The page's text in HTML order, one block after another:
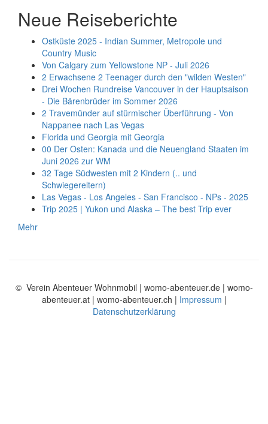
Neue Reiseberichte
Ostküste 2025 - Indian Summer, Metropole und
Country Music
Von Calgary zum Yellowstone NP - Juli 2026
2 Erwachsene 2 Teenager durch den "wilden Westen"
Drei Wochen Rundreise Vancouver in der Hauptsaison
- Die Bärenbrüder im Sommer 2026
2 Travemünder auf stürmischer Überführung - Von
Nappanee nach Las Vegas
Florida und Georgia mit Georgia
00 Der Osten: Kanada und die Neuengland Staaten im
Juni 2026 zur WM
32 Tage Südwesten mit 2 Kindern (.. und
Schwiegereltern)
Las Vegas - Los Angeles - San Francisco - NPs - 2025
Trip 2025 | Yukon und Alaska – The best Trip ever
Mehr
© Verein Abenteuer Wohnmobil | womo-abenteuer.de | womo-
abenteuer.at | womo-abenteuer.ch | Impressum |
Datenschutzerklärung